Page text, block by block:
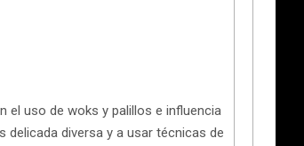
el uso de woks y palillos e influencia
diversa y a usar técnicas de